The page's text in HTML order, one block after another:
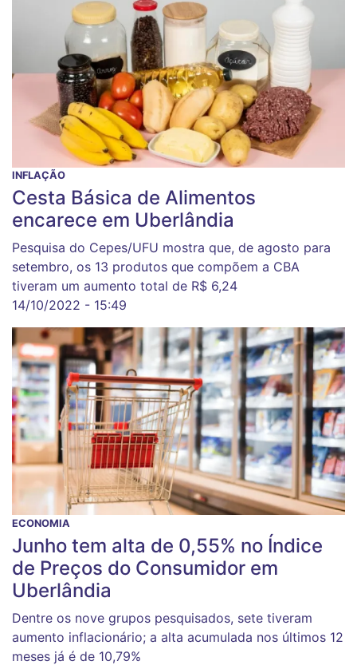
INFLAÇÃO
Cesta Básica de Alimentos
encarece em Uberlândia
Pesquisa do Cepes/UFU mostra que, de agosto para
setembro, os 13 produtos que compõem a CBA
tiveram um aumento total de R$ 6,24
14/10/2022 - 15:49
ECONOMIA
Junho tem alta de 0,55% no Índice
de Preços do Consumidor em
Uberlândia
Dentre os nove grupos pesquisados, sete tiveram
aumento inflacionário; a alta acumulada nos últimos 12
meses já é de 10,79%